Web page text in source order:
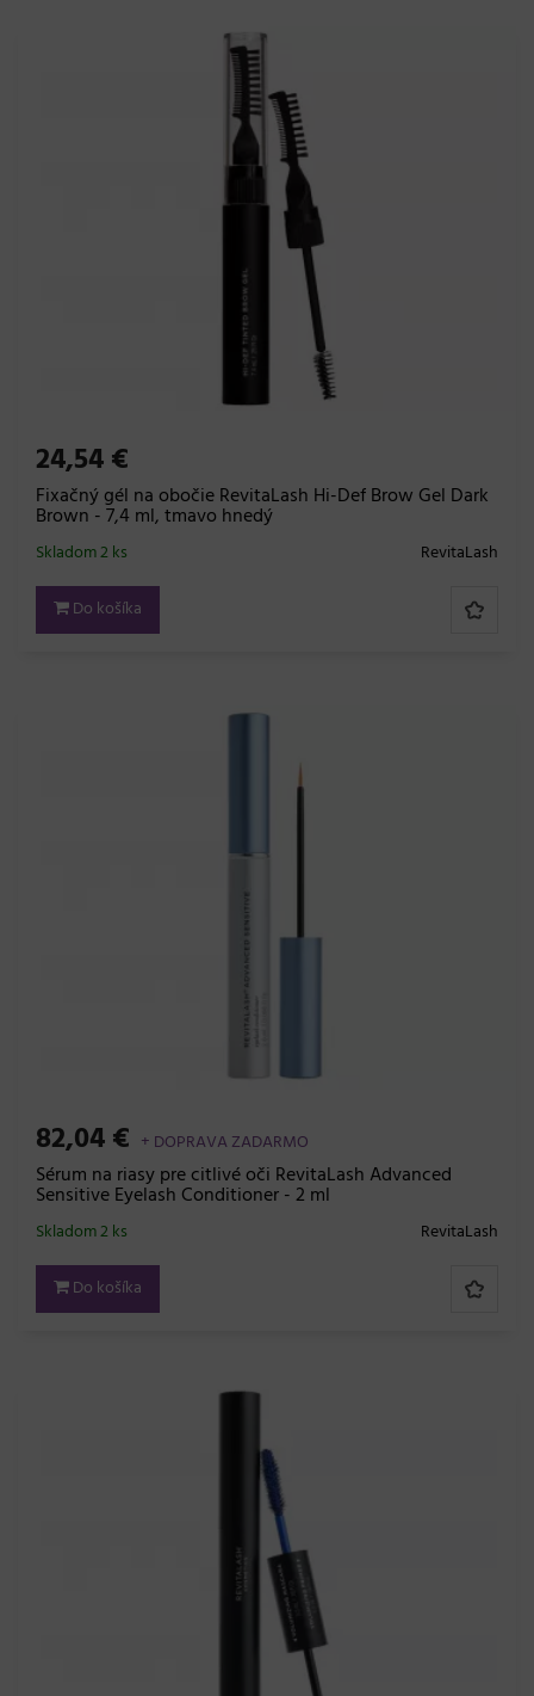
24,54 €
Fixačný gél na obočie RevitaLash Hi-Def Brow Gel Dark
Brown - 7,4 ml, tmavo hnedý
RevitaLash
Skladom 2 ks
Do košíka
82,04 € + DOPRAVA ZADARMO
Sérum na riasy pre citlivé oči RevitaLash Advanced
Sensitive Eyelash Conditioner - 2 ml
RevitaLash
Skladom 2 ks
Do košíka